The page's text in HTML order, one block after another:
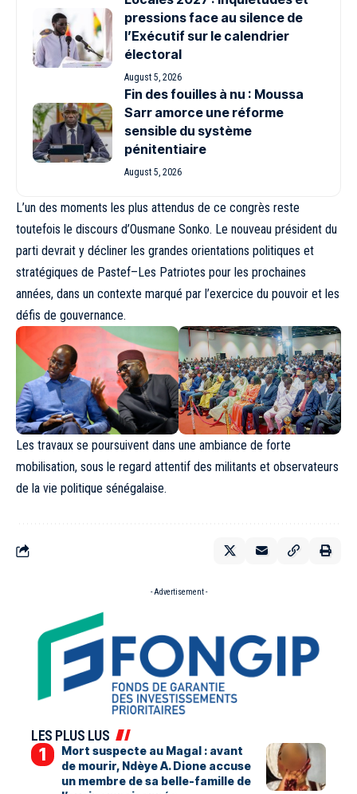
pressions face au silence de
l’Exécutif sur le calendrier
électoral
August 5, 2026
Fin des fouilles à nu : Moussa
Sarr amorce une réforme
sensible du système
pénitentiaire
August 5, 2026
L’un des moments les plus attendus de ce congrès reste
toutefois le discours d’Ousmane Sonko. Le nouveau président du
parti devrait y décliner les grandes orientations politiques et
stratégiques de Pastef–Les Patriotes pour les prochaines
années, dans un contexte marqué par l’exercice du pouvoir et les
défis de gouvernance.
Les travaux se poursuivent dans une ambiance de forte
mobilisation, sous le regard attentif des militants et observateurs
de la vie politique sénégalaise.
- Advertisement -
LES PLUS LUS
Mort suspecte au Magal : avant
de mourir, Ndèye A. Dione accuse
un membre de sa belle-famille de